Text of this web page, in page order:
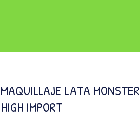
MAQUILLAJE LATA MONSTER
HIGH IMPORT